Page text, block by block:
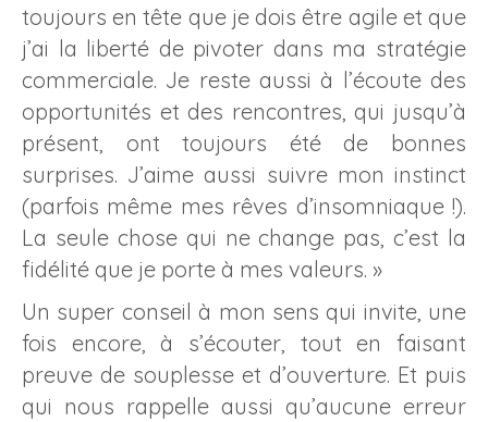
toujours en tête que je dois être agile et que
j’ai la liberté de pivoter dans ma stratégie
commerciale. Je reste aussi à l’écoute des
opportunités et des rencontres, qui jusqu’à
présent, ont toujours été de bonnes
surprises. J’aime aussi suivre mon instinct
(parfois même mes rêves d’insomniaque !).
La seule chose qui ne change pas, c’est la
fidélité que je porte à mes valeurs. »
Un super conseil à mon sens qui invite, une
fois encore, à s’écouter, tout en faisant
preuve de souplesse et d’ouverture. Et puis
qui nous rappelle aussi qu’aucune erreur